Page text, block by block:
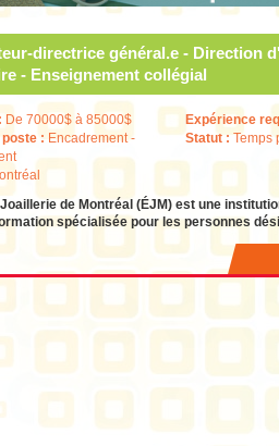
directrice général.e - Direction
- Enseignement collégial
De 70000$ à 85000$
poste :Encadrement -
Expérience
Statut :Temps
Joaillerie de Montréal (ÉJM) est une
spécialisée pour les personnes